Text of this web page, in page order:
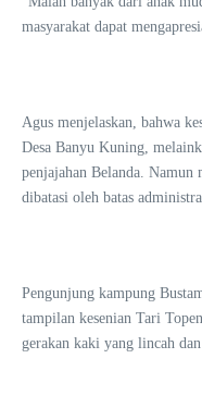
masyarakat dapat
Agus menjelaskan, bahwa
Desa Banyu Kuning,
penjajahan Belanda. Namun
dibatasi oleh batas
Pengunjung kampung
tampilan kesenian Tari
gerakan kaki yang lincah